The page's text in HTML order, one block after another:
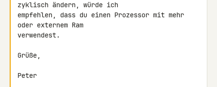
zyklisch ändern, würde ich
empfehlen, dass du einen Prozessor mit mehr
oder externem Ram
verwendest.
Grüße,
Peter